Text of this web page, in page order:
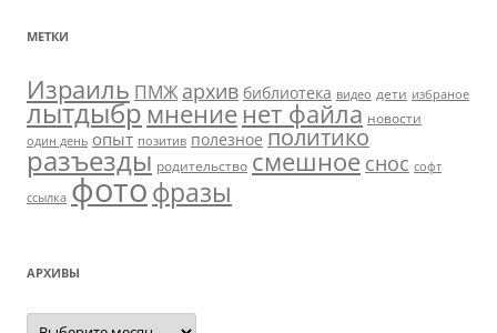
МЕТКИ
Израиль ПМЖ архив библиотека видео дети избраное
лытдыбрмнение нет файла новости
один день опыт позитив полезное политико
разъезды родительство смешное снос софт
ссылка фотофразы
АРХИВЫ
Архивы